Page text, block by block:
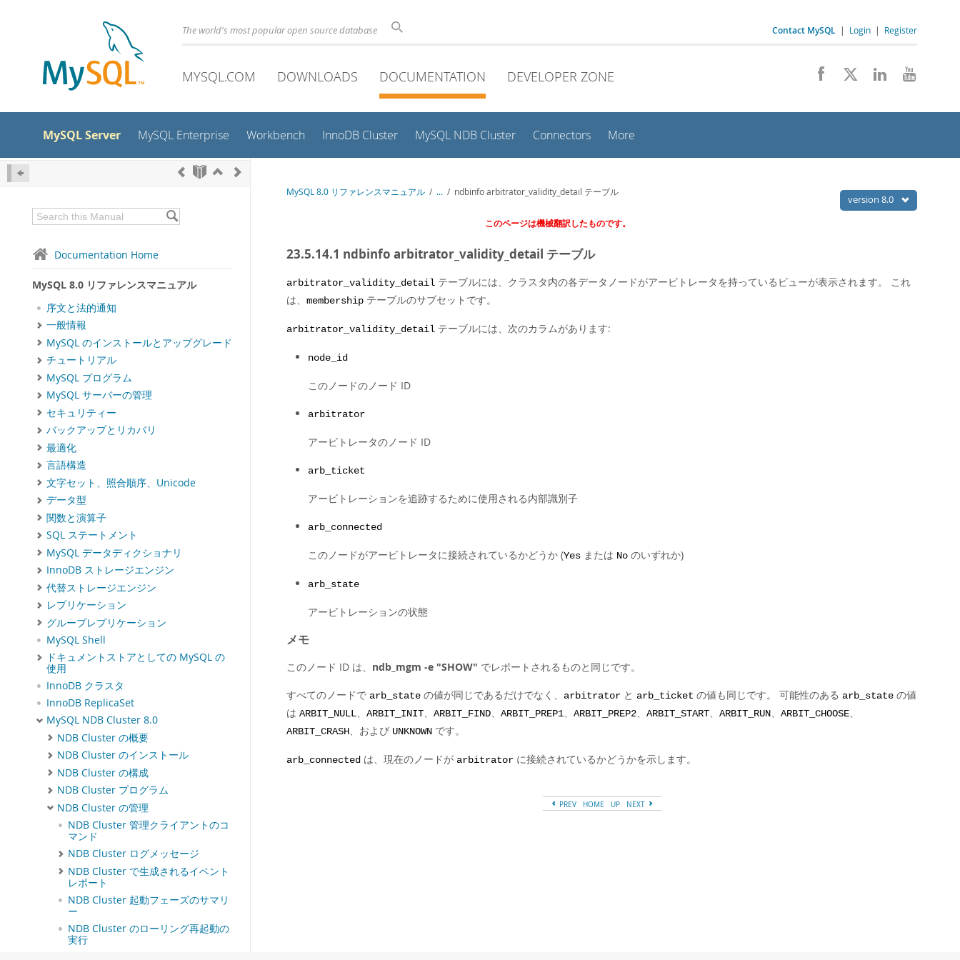
The world's most popular open source database Contact MySQL | Login | Register
MYSQL.COM DOWNLOADS DOCUMENTATION DEVELOPER ZONE
MySQL Server MySQL Enterprise Workbench InnoDB Cluster MySQL NDB Cluster Connectors More
Documentation Home
MySQL 8.0 リファレンスマニュアル
序文と法的通知
一般情報
MySQL のインストールとアップグレード
チュートリアル
MySQL プログラム
MySQL サーバーの管理
セキュリティー
バックアップとリカバリ
最適化
言語構造
文字セット、照合順序、Unicode
データ型
関数と演算子
SQL ステートメント
MySQL データディクショナリ
InnoDB ストレージエンジン
代替ストレージエンジン
レプリケーション
グループレプリケーション
MySQL Shell
ドキュメントストアとしての MySQL の
使用
InnoDB クラスタ
InnoDB ReplicaSet
MySQL NDB Cluster 8.0
NDB Cluster の概要
NDB Cluster のインストール
NDB Cluster の構成
NDB Cluster プログラム
NDB Cluster の管理
NDB Cluster 管理クライアントのコ
マンド
NDB Cluster ログメッセージ
NDB Cluster で生成されるイベント
レポート
NDB Cluster 起動フェーズのサマリ
ー
NDB Cluster のローリング再起動の
実行
version 8.0
MySQL 8.0 リファレンスマニュアル / ... / ndbinfo arbitrator_validity_detail テーブル
このページは機械翻訳したものです。
23.5.14.1 ndbinfo arbitrator_validity_detail テーブル
arbitrator_validity_detail テーブルには、クラスタ内の各データノードがアービトレータを持っているビューが表示されます。 これ
は、
membership テーブルのサブセットです。
arbitrator_validity_detail テーブルには、次のカラムがあります:
node_id
このノードのノード ID
arbitrator
アービトレータのノード ID
arb_ticket
アービトレーションを追跡するために使用される内部識別子
arb_connected
このノードがアービトレータに接続されているかどうか (Yes または No のいずれか)
arb_state
アービトレーションの状態
メモ
このノード ID は、 ndb_mgm -e "SHOW" でレポートされるものと同じです。
すべてのノードで arb_state の値が同じであるだけでなく、 arbitrator と arb_ticket の値も同じです。 可能性のある arb_state の値
は ARBIT_NULL、 ARBIT_INIT、 ARBIT_FIND、 ARBIT_PREP1、 ARBIT_PREP2、 ARBIT_START、 ARBIT_RUN、 ARBIT_CHOOSE、
ARBIT_CRASH、および UNKNOWN です。
arb_connected は、現在のノードが arbitrator に接続されているかどうかを示します。
PREV HOME UP NEXT